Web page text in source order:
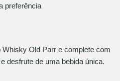
preferência
Old Parr e complete com
desfrute de uma bebida única.